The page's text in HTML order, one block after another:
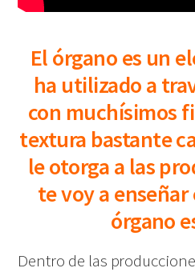
El órgano es un
ha utilizado a
con muchísimos
textura bastante
le otorga a las
te voy a
órgano
Dentro de las